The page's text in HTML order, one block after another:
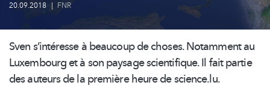
20.09.2018 | FNR
Sven s’intéresseà beaucoup de choses. Notamment au
Luxembourg et à son paysage scientifique. Il fait partie
des auteurs de la première heure de science.lu.